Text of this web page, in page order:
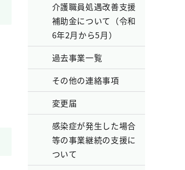
介護職員処遇改善支援
補助金について（令和
6年2月から5月）
過去事業一覧
その他の連絡事項
変更届
感染症が発生した場合
等の事業継続の支援に
ついて